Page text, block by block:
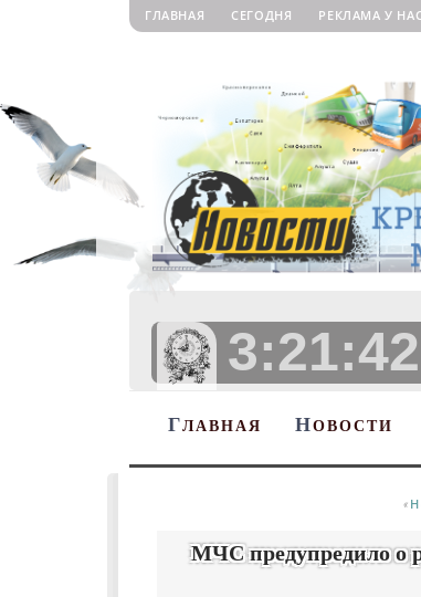
ГЛАВНАЯ СЕГОДНЯ РЕКЛАМА У НАС
3:21:43
ГЛАВНАЯ НОВОСТИ
«
МЧС предупредило о